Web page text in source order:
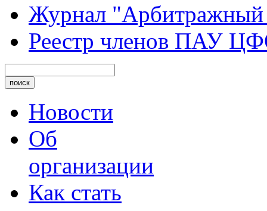
Журнал
Реестр членов ПАУ
Новости
Об
организации
Как стать